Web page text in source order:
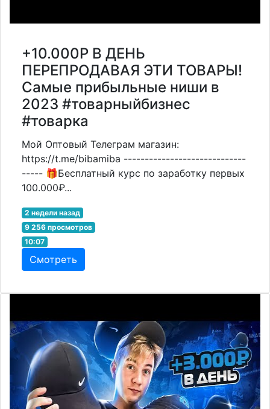
+10.000Р В ДЕНЬ
ПЕРЕПРОДАВАЯ ЭТИ ТОВАРЫ!
Самые прибыльные ниши в
2023 #товарныйбизнес
#товарка
Мой Оптовый Телеграм магазин:
https://t.me/bibamiba -----------------------------
----- 🎁Бесплатный курс по заработку первых
100.000₽...
2 недели назад
9 256 просмотров
10:07
Смотреть